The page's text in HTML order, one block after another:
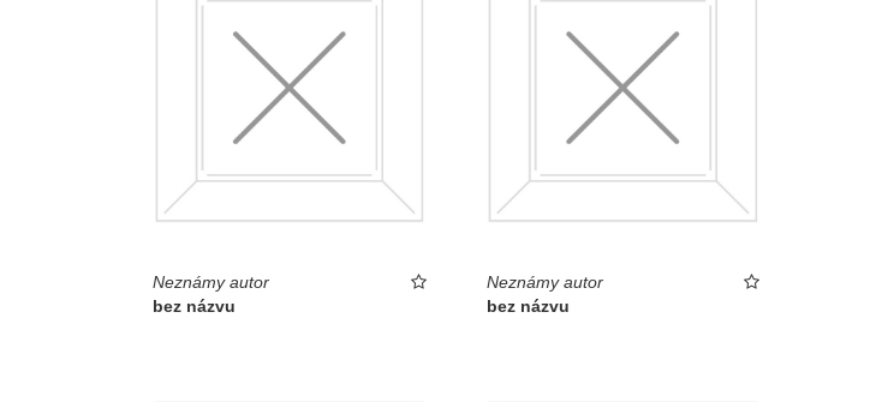
Neznámy autor
bez názvu
Neznámy autor
bez názvu